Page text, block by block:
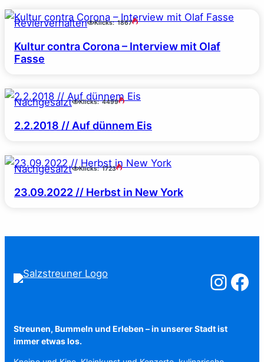
Revierverhalten Klicks: 1867
Kultur contra Corona – Interview mit Olaf
Fasse
Nachgesalzt Klicks: 4499
2.2.2018 // Auf dünnem Eis
Nachgesalzt Klicks: 1723
23.09.2022 // Herbst in New York
Salzstreuner
Streunen, Bummeln und Erleben – in unserer Stadt ist
immer etwas los.